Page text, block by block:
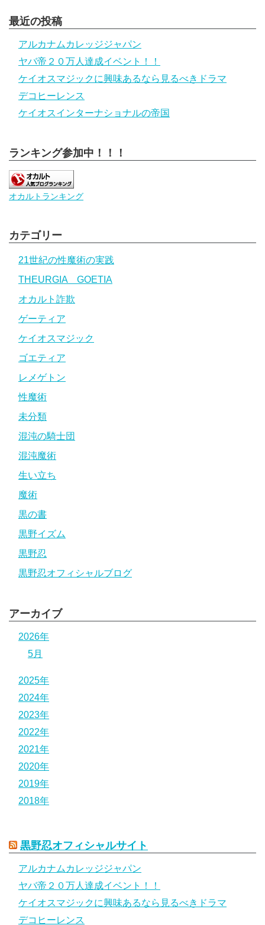
最近の投稿
アルカナムカレッジジャパン
ヤバ帝２０万人達成イベント！！
ケイオスマジックに興味あるなら見るべきドラマ
デコヒーレンス
ケイオスインターナショナルの帝国
ランキング参加中！！！
オカルトランキング
カテゴリー
21世紀の性魔術の実践
THEURGIA GOETIA
オカルト詐欺
ゲーティア
ケイオスマジック
ゴエティア
レメゲトン
性魔術
未分類
混沌の騎士団
混沌魔術
生い立ち
魔術
黒の書
黒野イズム
黒野忍
黒野忍オフィシャルブログ
アーカイブ
2026年
5月
2025年
2024年
2023年
2022年
2021年
2020年
2019年
2018年
黒野忍オフィシャルサイト
アルカナムカレッジジャパン
ヤバ帝２０万人達成イベント！！
ケイオスマジックに興味あるなら見るべきドラマ
デコヒーレンス